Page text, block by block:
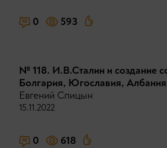
0 593
№ 118. И.В.Сталин и создание
Болгария, Югославия, Албания
Евгений Спицын
15.11.2022
0 618